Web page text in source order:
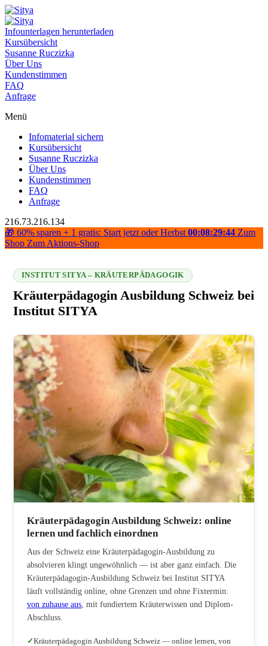
Infounterlagen herunterladen
Kursübersicht
Susanne Ruczizka
Über Uns
Kundenstimmen
FAQ
Anfrage
Menü
Infomaterial sichern
Kursübersicht
Susanne Ruczizka
Über Uns
Kundenstimmen
FAQ
Anfrage
216.73.216.134
🎁 60% sparen + 1 gratis: Start jetzt oder Herbst 00:08:29:44 Zum
Shop Zum Aktions-Shop
INSTITUT SITYA – KRÄUTERPÄDAGOGIK
Kräuterpädagogin Ausbildung Schweiz bei
Institut SITYA
216.73.216.134 2026-08-07 15:29:08
Kräuterpädagogin Ausbildung Schweiz: online
lernen und fachlich einordnen
Aus der Schweiz eine Kräuterpädagogin-Ausbildung zu
absolvieren klingt ungewöhnlich — ist aber ganz einfach. Die
Kräuterpädagogin-Ausbildung Schweiz bei Institut SITYA
läuft vollständig online, ohne Grenzen und ohne Fixtermin:
von zuhause aus , mit fundiertem Kräuterwissen und Diplom-
Abschluss.
Kräuterpädagogin Ausbildung Schweiz — online lernen, von